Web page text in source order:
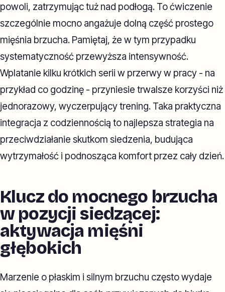
powoli, zatrzymując tuż nad podłogą. To ćwiczenie
szczególnie mocno angażuje dolną część prostego
mięśnia brzucha. Pamiętaj, że w tym przypadku
systematyczność przewyższa intensywność.
Wplatanie kilku krótkich serii w przerwy w pracy - na
przykład co godzinę - przyniesie trwalsze korzyści niż
jednorazowy, wyczerpujący trening. Taka praktyczna
integracja z codziennością to najlepsza strategia na
przeciwdziałanie skutkom siedzenia, budująca
wytrzymałość i podnosząca komfort przez cały dzień.
Klucz do mocnego brzucha
w pozycji siedzącej:
aktywacja mięśni
głębokich
Marzenie o płaskim i silnym brzuchu często wydaje